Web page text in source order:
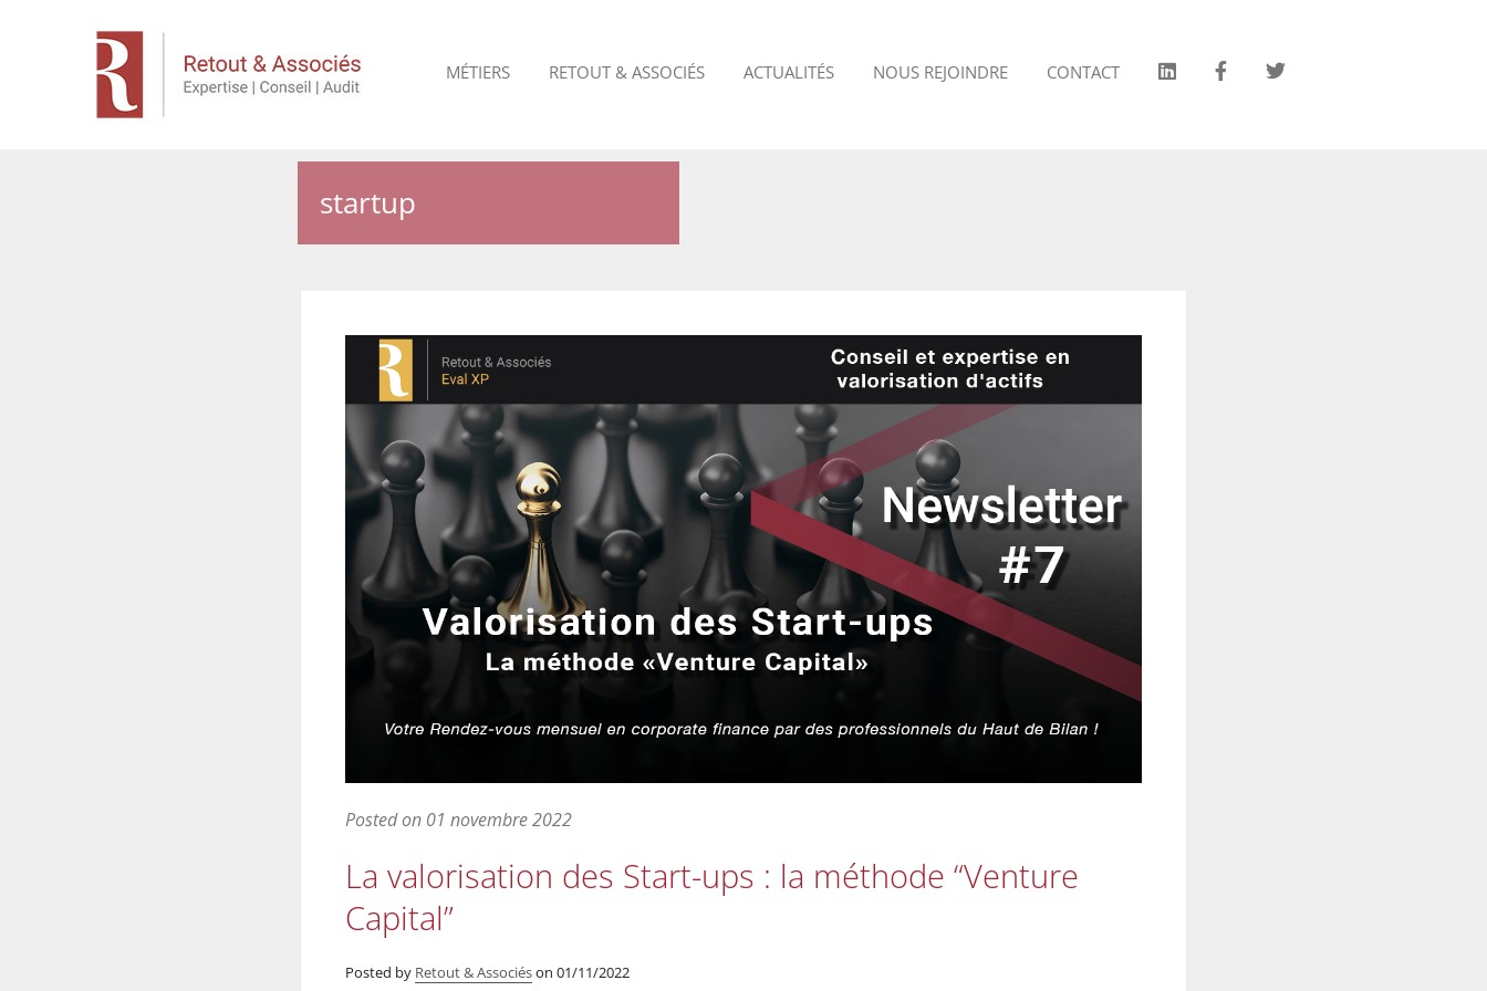
MÉTIERS RETOUT & ASSOCIÉS ACTUALITÉS NOUS REJOINDRE CONTACT
startup
Posted on 01 novembre 2022
La valorisation des Start-ups : la méthode “Venture
Capital”
Posted by Retout & Associéson 01/11/2022